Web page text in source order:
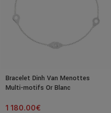
Bracelet Dinh Van Menottes
Multi-motifs Or Blanc
1 180.00€